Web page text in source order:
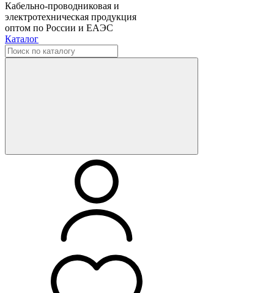
Кабельно-проводниковая и
электротехническая продукция
оптом по России и ЕАЭС
Каталог